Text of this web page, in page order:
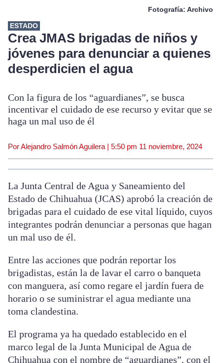
Fotografía: Archivo
ESTADO
Crea JMAS brigadas de niños y
jóvenes para denunciar a quienes
desperdicien el agua
Con la figura de los “aguardianes”, se busca
incentivar el cuidado de ese recurso y evitar que se
haga un mal uso de él
Por Alejandro Salmón Aguilera | 5:50 pm 11 noviembre, 2024
La Junta Central de Agua y Saneamiento del
Estado de Chihuahua (JCAS) aprobó la creación de
brigadas para el cuidado de ese vital líquido, cuyos
integrantes podrán denunciar a personas que hagan
un mal uso de él.
Entre las acciones que podrán reportar los
brigadistas, están la de lavar el carro o banqueta
con manguera, así como regare el jardín fuera de
horario o se suministrar el agua mediante una
toma clandestina.
El programa ya ha quedado establecido en el
marco legal de la Junta Municipal de Agua de
Chihuahua con el nombre de “aguardianes”, con el